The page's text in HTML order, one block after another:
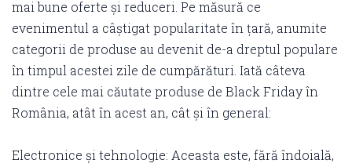
mai bune oferte și reduceri. Pe măsură ce
evenimentul a câștigat popularitate în țară, anumite
categorii de produse au devenit de-a dreptul populare
în timpul acestei zile de cumpărături. Iată câteva
dintre cele mai căutate produse de Black Friday în
România, atât în acest an, cât și în general:
Electronice și tehnologie: Aceasta este, fără îndoială,